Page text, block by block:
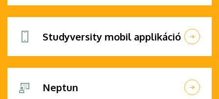
Studyversity mobil applikáció
Neptun